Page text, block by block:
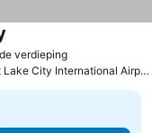
verdiepingPrijzen
Lake City International